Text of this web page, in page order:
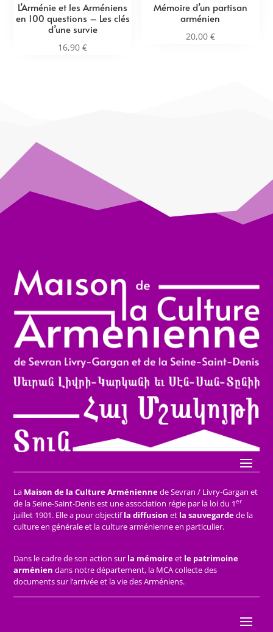
L’Arménie et les Arméniens
en 100 questions – Les clés
d’une survie
16,90€
Mémoire d’un partisan
arménien
20,00 €
La Maison de la Culture Arméniennede Sevran / Livry-Gargan et
de la Seine-Saint-Denis est une association régie par la loi du 1er
juillet 1901. Elle a pour objectifla diffusion et la sauvegardede la
culture en générale et la culture arménienne en particulier.
Dans le cadre de son action sur la mémoireet le patrimoine
arménien dans notre département, la MCA collecte des
documents sur l’arrivée et la vie des Arméniens.